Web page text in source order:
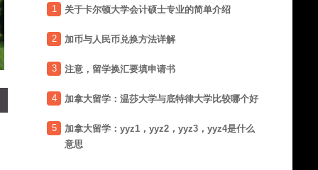
1 关于卡尔顿大学会计硕士专业的简单介绍
2 加币与人民币兑换方法详解
3 注意，留学换汇要填申请书
4 加拿大留学：温莎大学与底特律大学比较哪个好
5
加拿大留学：yyz1，yyz2，yyz3，yyz4是什么
意思